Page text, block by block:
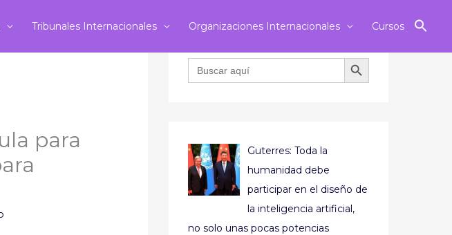
Tribunales Internacionales Organizaciones Internacionales Cursos
para
Buscar: BOTÓN DE BÚSQUEDA
Guterres: Toda la
humanidad debe
participar en el diseño de
la inteligencia artificial,
no solo unas pocas potencias